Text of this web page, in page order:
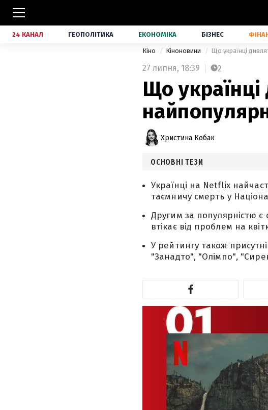
24 КАНАЛ ГЕОПОЛІТИКА ЕКОНОМІКА БІЗНЕС
Кіно Кіноновини Що українці
27 липня, 18:39 2
Що
Христина Кобак
ОСНОВНІ ТЕЗИ
Українці на Netflix
таємничу смерть у
Другим за популярністю
втікає від проблем на
У рейтингу також
"Занадто", "Олімпо",